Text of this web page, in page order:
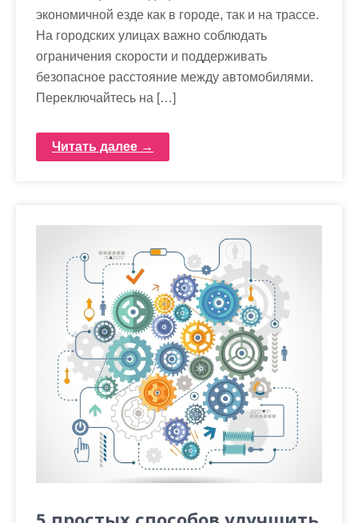
экономичной езде как в городе, так и на трассе.
На городских улицах важно соблюдать
ограничения скорости и поддерживать
безопасное расстояние между автомобилями.
Переключайтесь на […]
Читать далее →